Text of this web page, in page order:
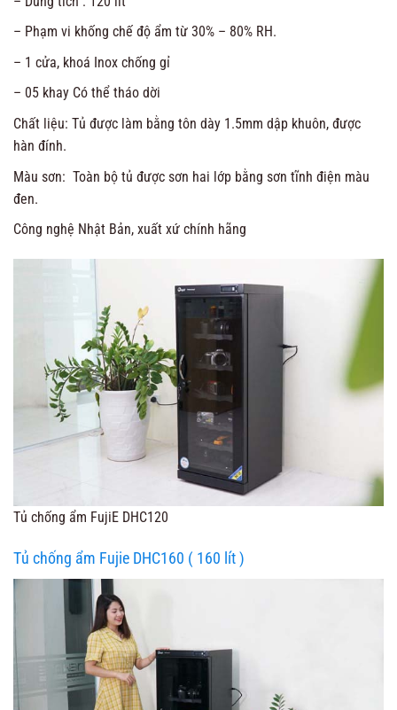
– Phạm vi khống chế độ ẩm từ 30% – 80% RH.
– 1 cửa, khoá Inox chống gỉ
– 05 khay Có thể tháo dời
Chất liệu: Tủ được làm bằng tôn dày 1.5mm dập khuôn, được
hàn đính.
Màu sơn: Toàn bộ tủ được sơn hai lớp bằng sơn tĩnh điện màu
đen.
Công nghệ Nhật Bản, xuất xứ chính hãng
Tủ chống ẩm FujiE DHC120
Tủ chống ẩm Fujie DHC160 ( 160 lít )